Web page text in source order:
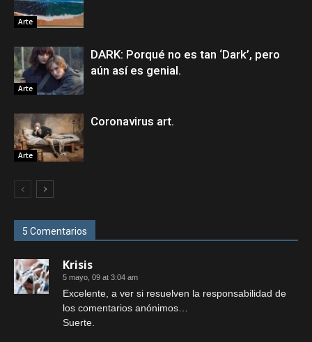
Arte
Arte
DARK: Porqué no es tan ‘Dark’, pero
aún así es genial.
Arte
Coronavirus art.
5 Comentarios
Krisis
5 mayo, 09 at 3:04 am
Excelente, a ver si resuelven la responsabilidad de
los comentarios anónimos…
Suerte.